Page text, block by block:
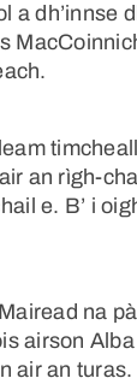
a
an rìgh-
e. B’ i
na
airson
air an